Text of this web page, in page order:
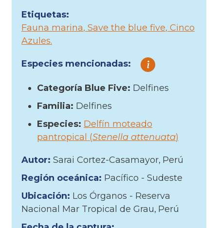
Etiquetas:
Fauna marina Save the blue five Cinco
Azules
Especies mencionadas:
Categoría Blue Five: Delfines
Familia: Delfines
Especies: Delfín moteado
pantropical (Stenella attenuata)
Autor: Sarai Cortez-Casamayor Perú
Región oceánica: Pacífico - Sudeste
Ubicación: Los Órganos - Reserva
Nacional Mar Tropical de Grau Perú